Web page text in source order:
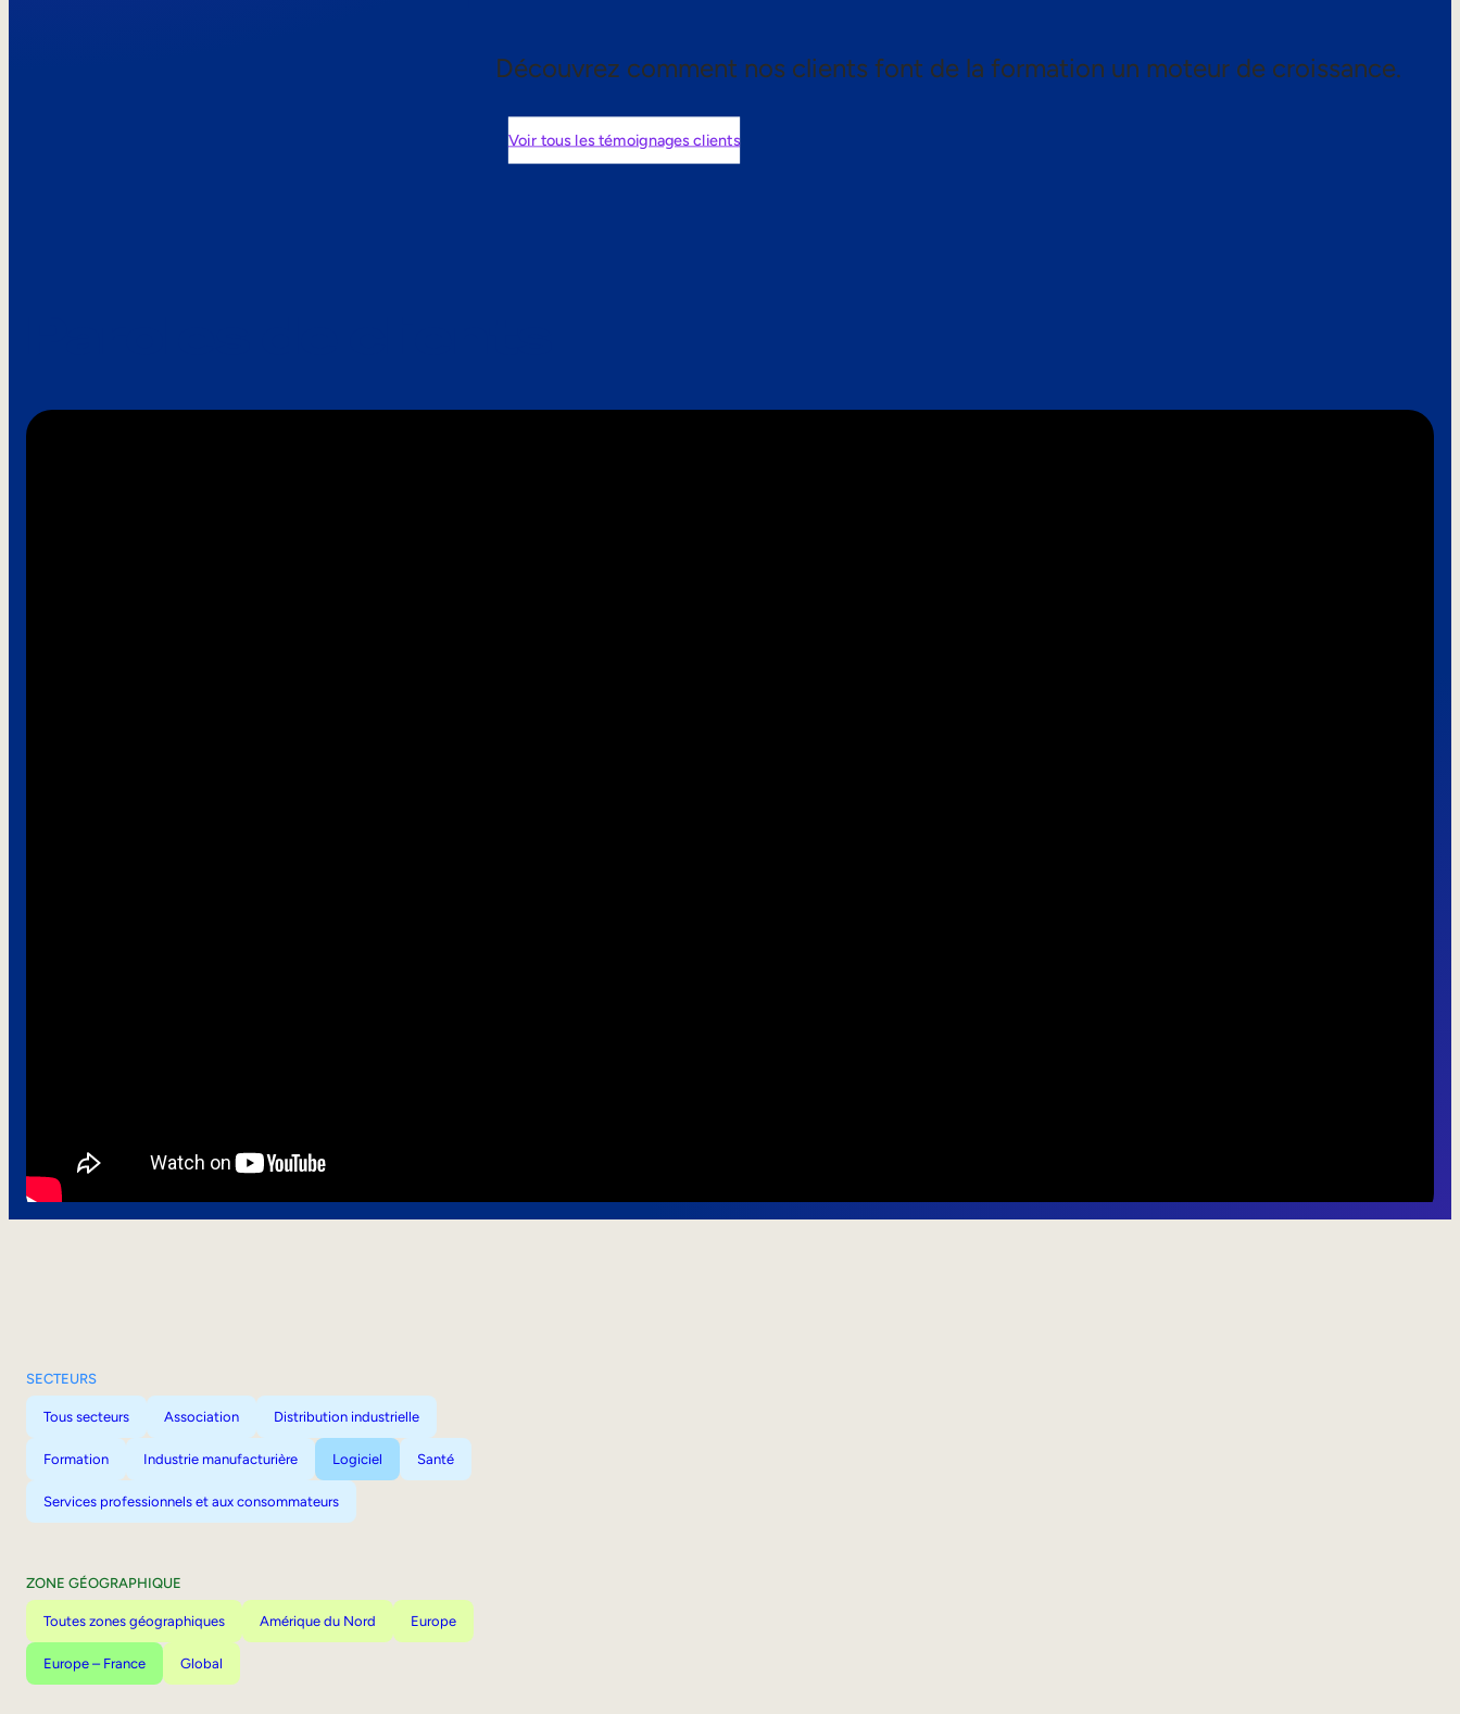
Découvrez comment nos clients font de la formation un moteur de croissance.
Voir tous les témoignages clients
SECTEURS
Tous secteurs Association Distribution industrielle
Formation Industrie manufacturière Logiciel Santé
Services professionnels et aux consommateurs
ZONE GÉOGRAPHIQUE
Toutes zones géographiques Amérique du Nord Europe
Europe – France Global